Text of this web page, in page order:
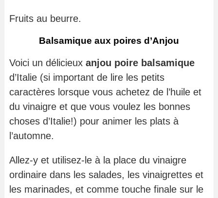
Fruits au beurre.
Balsamique aux poires d’Anjou
Voici un délicieux anjou poire balsamique
d’Italie (si important de lire les petits
caractères lorsque vous achetez de l’huile et
du vinaigre et que vous voulez les bonnes
choses d’Italie!) pour animer les plats à
l’automne.
Allez-y et utilisez-le à la place du vinaigre
ordinaire dans les salades, les vinaigrettes et
les marinades, et comme touche finale sur le